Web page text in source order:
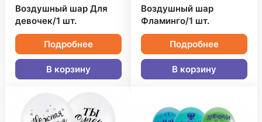
Воздушный шар Для
девочек/1 шт.
Подробнее
В корзину
Воздушный шар
Фламинго/1 шт.
Подробнее
В корзину